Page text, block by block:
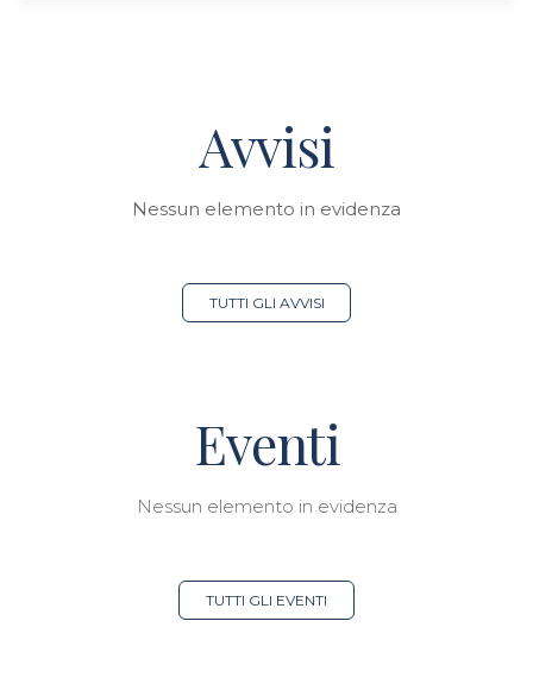
Avvisi
Nessun elemento in evidenza
TUTTI GLI AVVISI
Eventi
Nessun elemento in evidenza
TUTTI GLI EVENTI